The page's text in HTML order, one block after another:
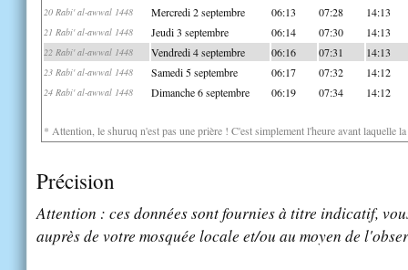
20 Rabi' al-awwal 1448 Mercredi 2 septembre 06:13 07:28 14:13
21 Rabi' al-awwal 1448 Jeudi 3 septembre 06:14 07:30 14:13
22 Rabi' al-awwal 1448 Vendredi 4 septembre 06:16 07:31 14:13
23 Rabi' al-awwal 1448 Samedi 5 septembre 06:17 07:32 14:12
24 Rabi' al-awwal 1448 Dimanche 6 septembre 06:19 07:34 14:12
* Attention, le shuruq n'est pas une prière ! C'est simplement l'heure avant laquelle
Précision
Attention : ces données sont fournies à titre indicatif,
auprès de votre mosquée locale et/ou au moyen de